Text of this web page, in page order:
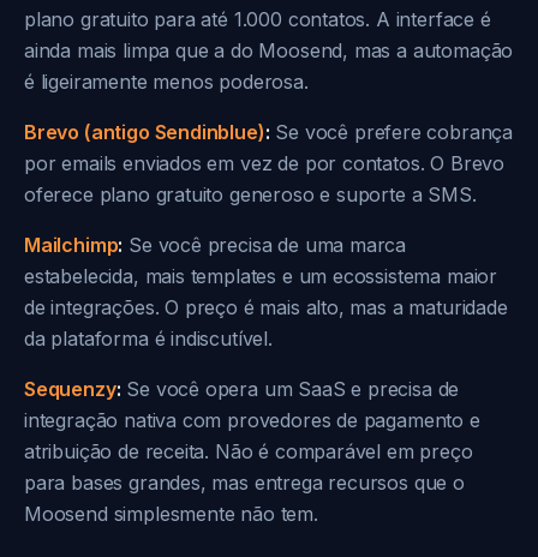
plano gratuito para até 1.000 contatos. A interface é
ainda mais limpa que a do Moosend, mas a automação
é ligeiramente menos poderosa.
Brevo (antigo Sendinblue): Se você prefere cobrança
por emails enviados em vez de por contatos. O Brevo
oferece plano gratuito generoso e suporte a SMS.
Mailchimp: Se você precisa de uma marca
estabelecida, mais templates e um ecossistema maior
de integrações. O preço é mais alto, mas a maturidade
da plataforma é indiscutível.
Sequenzy: Se você opera um SaaS e precisa de
integração nativa com provedores de pagamento e
atribuição de receita. Não é comparável em preço
para bases grandes, mas entrega recursos que o
Moosend simplesmente não tem.